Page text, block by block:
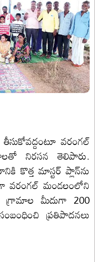
వరంగల్
నిరసన తెలిపారు.
కొత్త మాస్టర్ ప్లాన్‌ను
వరంగల్ మండలంలోని
గ్రామాల మీదుగా 200
ప్రతిపాదనలు